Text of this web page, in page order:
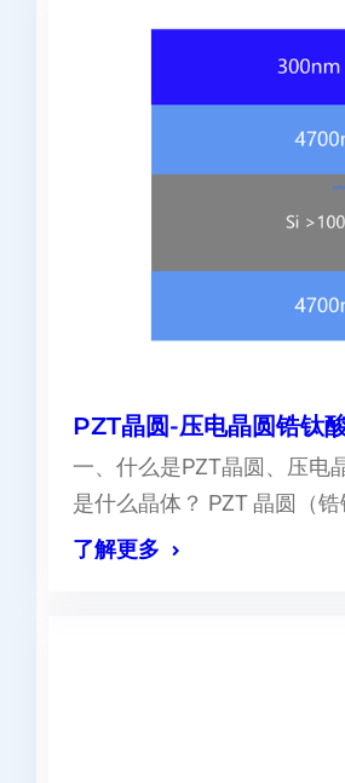
PZT晶圆-压电晶圆锆钛
一、什么是PZT晶圆、压电
是什么晶体？ PZT 晶圆（
了解更多